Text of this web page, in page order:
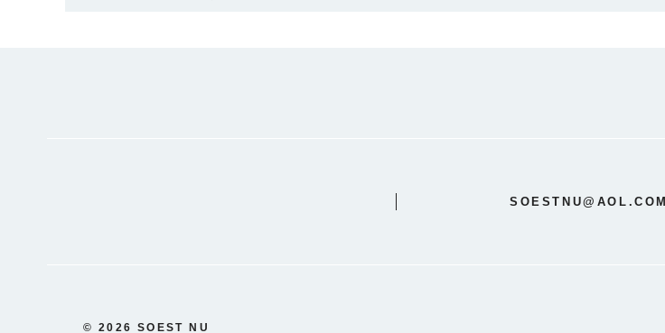
SOESTNU@AOL.COM
© 2026 SOEST NU